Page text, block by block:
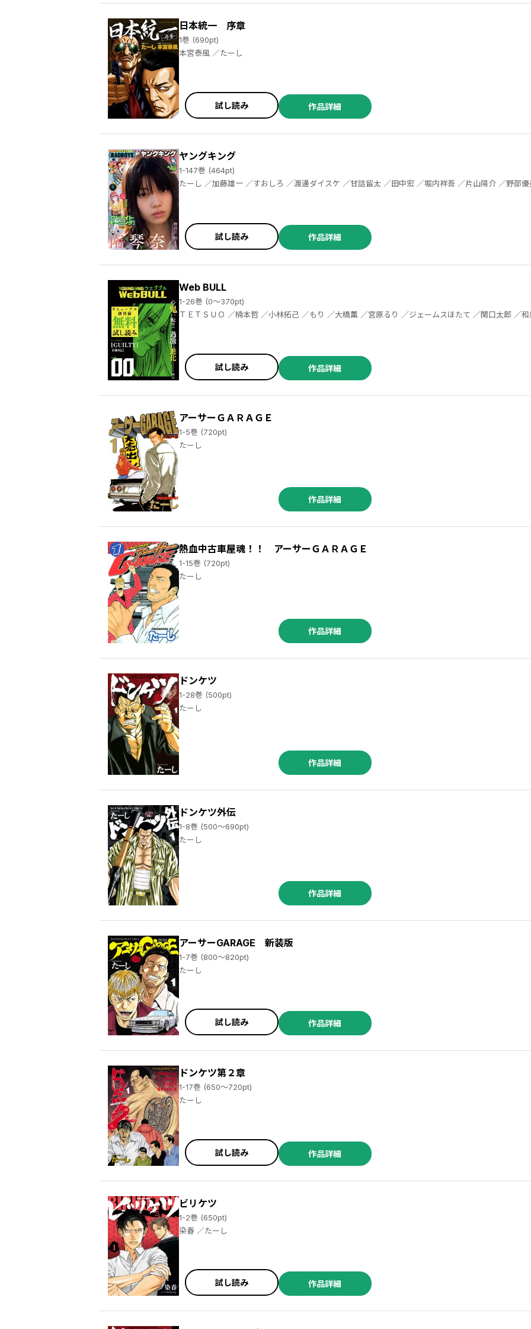
日本統一 序章
1巻 (690pt)
本宮泰風 ／たーし
試し読み 作品詳細
ヤングキング
1-147巻 (464pt)
たーし ／加藤雄一 ／すおしろ ／渡邊ダイスケ ／甘詰留太 ／田中宏 ／堀内祥吾 ／片山陽介 ／野部優美 ／ゆうきゆう ／ソウ ／奥山ケニチ ／野中かをる ／松本千秋 ／木綿八十子 ／寅尾あかまる ／井上とさず ／一粒苺 ／ピロ ／ゐなり ／外本ケンセイ ／高畠りょうこ ／葉真中顕 ／轟ツキコ ／未来人Ａ ／三登いつき ／吐兎モノロブ ／民谷剛 ／久保田流生 ／すおしろ ／永田諒 ／肥谷圭介 ／永田晃一 ／ゆうきゆう ／ソウ ／中馬孝博 ／轟ツキコ ／ザ・シーツ（吉本興業） ／河尻みつる ／小夏ゆーた
試し読み 作品詳細
Web BULL
1-26巻 (0～370pt)
ＴＥＴＳＵＯ ／楠本哲 ／小林拓己 ／もり ／大橋薫 ／宮原るり ／ジェームスほたて ／関口太郎 ／和泉亜明 ／大橋薫 ／たーし ／仲邑エンジツ ／
試し読み 作品詳細
アーサーＧＡＲＡＧＥ
1-5巻 (720pt)
たーし
作品詳細
熱血中古車屋魂！！ アーサーＧＡＲＡＧＥ
1-15巻 (720pt)
たーし
作品詳細
ドンケツ
1-28巻 (500pt)
たーし
作品詳細
ドンケツ外伝
1-8巻 (500～690pt)
たーし
作品詳細
アーサーGARAGE 新装版
1-7巻 (800～820pt)
たーし
試し読み 作品詳細
ドンケツ第２章
1-17巻 (650～720pt)
たーし
試し読み 作品詳細
ビリケツ
1-2巻 (650pt)
染春 ／たーし
試し読み 作品詳細